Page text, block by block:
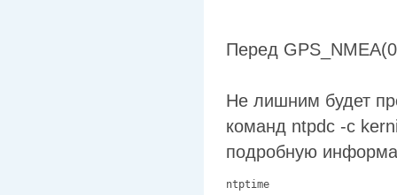
Перед
Не лишним будет
команд ntpdc -c
подробную
ntptime